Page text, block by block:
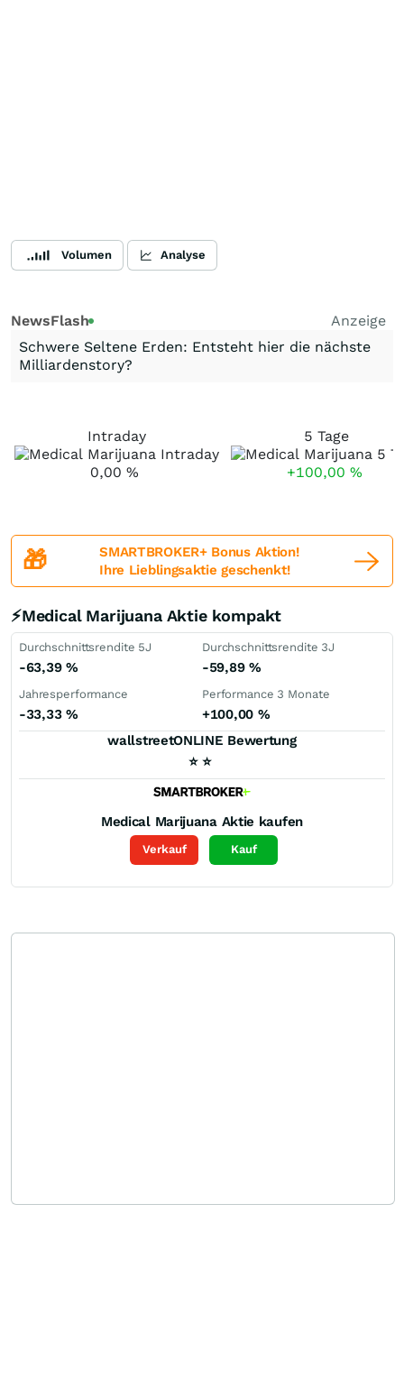
Volumen Analyse
NewsFlash
Anzeige
Schwere Seltene Erden: Entsteht hier die nächste
Milliardenstory?
Intraday
0,00 %
5 Tage
+100,00 %
🎁
SMARTBROKER+ Bonus Aktion!
Ihre Lieblingsaktie geschenkt!
⚡Medical Marijuana Aktie kompakt
Durchschnittsrendite 5J
-63,39 %
Durchschnittsrendite 3J
-59,89 %
Jahresperformance
-33,33 %
Performance 3 Monate
+100,00 %
wallstreetONLINE Bewertung
⭐ ⭐
Medical Marijuana Aktie kaufen
Verkauf Kauf